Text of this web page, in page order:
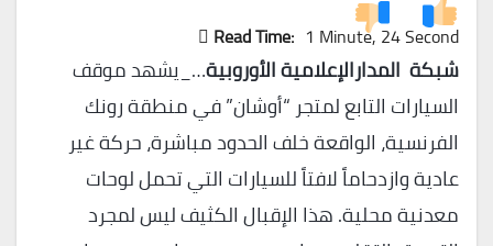
Read Time: 1 Minute, 24 Second
شبكة المدارالإعلامية الأوروبية…_يشهد موقف
السيارات التابع لمتجر “أوشان” في منطقة رونك
الفرنسية، الواقعة خلف الحدود مباشرة، حركة غير
عادية وازدحاماً لافتاً للسيارات التي تحمل لوحات
معدنية محلية. هذا الإقبال الكثيف ليس لمجرد